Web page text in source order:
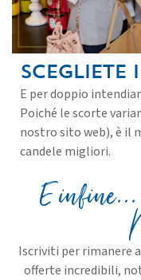
SCEGLIETE
E per doppio
Poiché le scorte
nostro sito web), è il
candele migliori.
E
Iscriviti per rimanere
offerte incredibili,